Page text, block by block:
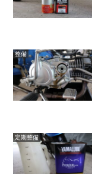
整備
定期整備